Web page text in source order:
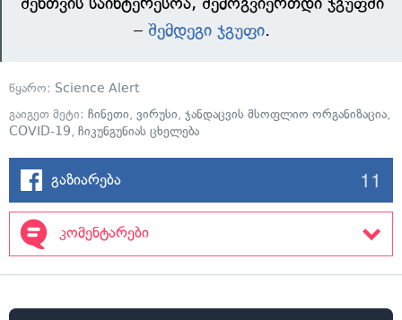
– შემდეგი ჯგუფი.
წყარო: Science Alert
გაიგეთ მეტი: ჩინეთი, ვირუსი, ჯანდაცვის მსოფლიო ორგანიზაცია,
COVID-19, ჩიკუნგუნიას ცხელება
გაზიარება 11
კომენტარები